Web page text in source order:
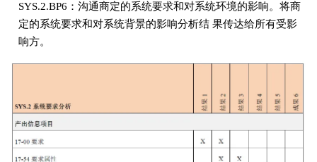
SYS.2.BP6：沟通商定的系统要求和对系统环境的影响。将商
定的系统要求和对系统背景的影响分析结 果传达给所有受影
响方。